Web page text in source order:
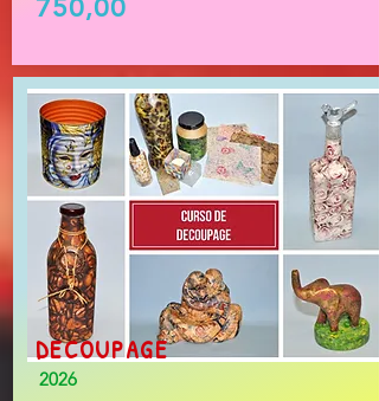
750,00
DECOUPAGE
2026